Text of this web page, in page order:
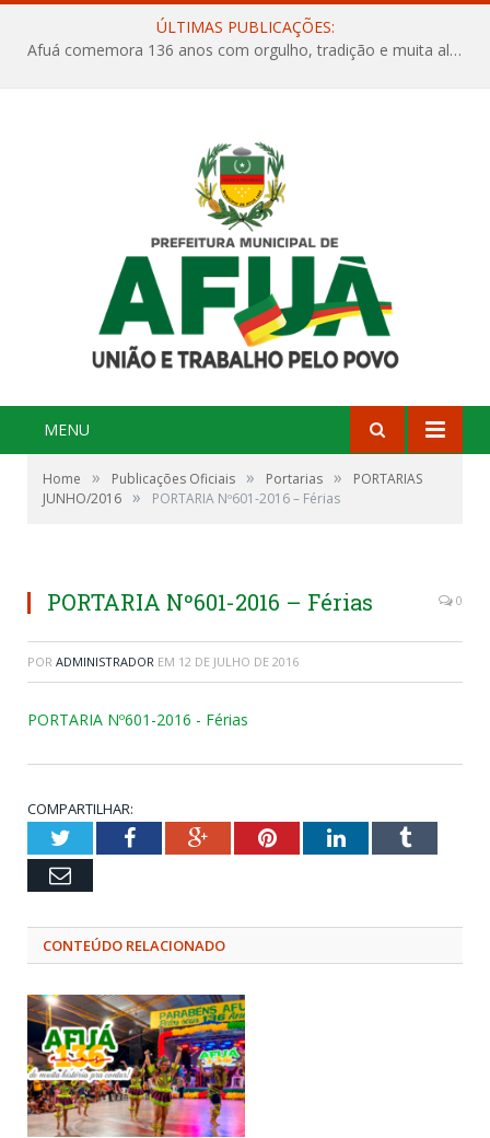
ÚLTIMAS PUBLICAÇÕES:
Afuá comemora 136 anos com orgulho, tradição e muita alegria na Quadra Dr. Nelson Salomão
MENU
Home » Publicações Oficiais » Portarias »
PORTARIAS
JUNHO/2016 » PORTARIA Nº601-2016 – Férias
PORTARIA Nº601-2016 – Férias 0
POR ADMINISTRADOR EM 12 DE JULHO DE 2016
PORTARIA Nº601-2016 - Férias
COMPARTILHAR:
TwitterFacebookGoogle+PinterestLinkedInTumblr
Email
CONTEÚDO RELACIONADO